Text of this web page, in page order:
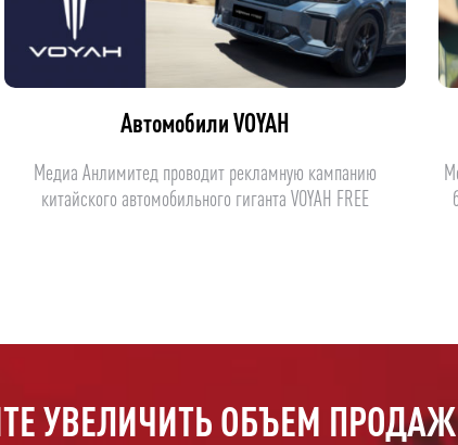
Автомобили VOYAH
Медиа Анлимитед проводит рекламную кампанию
китайского автомобильного гиганта VOYAH FREE
УВЕЛИЧИТЬ ОБЪЕМ